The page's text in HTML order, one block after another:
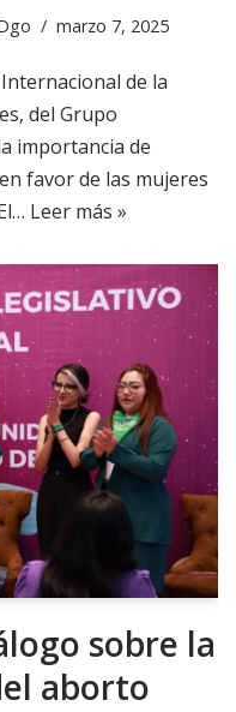
marzo 7, 2025
de la
del Grupo
importancia de
favor de las mujeres
Leer más »
sobre la
aborto